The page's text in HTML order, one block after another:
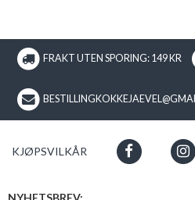
FRAKT UTEN SPORING: 149 KR
KJØPSVILKÅR